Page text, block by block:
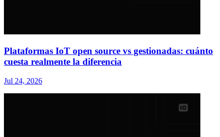
Plataformas IoT open source vs gestionadas: cuánto
cuesta realmente la diferencia
Jul 24, 2026